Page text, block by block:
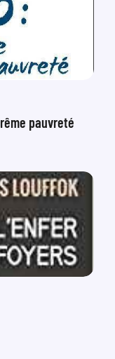
pauvreté